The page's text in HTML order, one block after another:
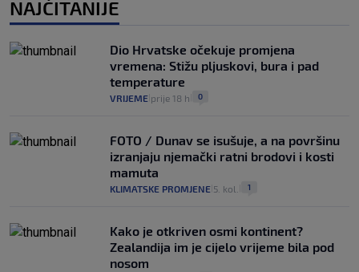
NAJČITANIJE
Dio Hrvatske očekuje promjena
vremena: Stižu pljuskovi, bura i pad
temperature
VRIJEME prije 18 h 0
FOTO / Dunav se isušuje, a na površinu
izranjaju njemački ratni brodovi i kosti
mamuta
KLIMATSKE PROMJENE 5. kol. 1
Kako je otkriven osmi kontinent?
Zealandija im je cijelo vrijeme bila pod
nosom